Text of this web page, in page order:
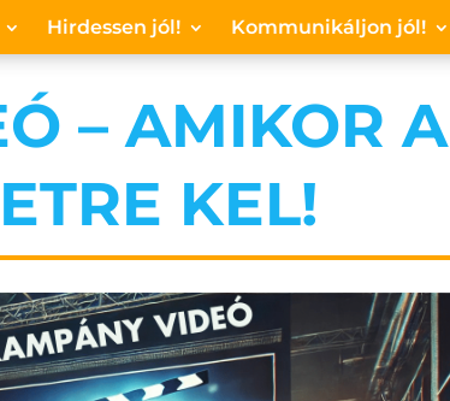
Hirdessen jól! Kommunikáljon jól!
– AMIKOR A
KEL!